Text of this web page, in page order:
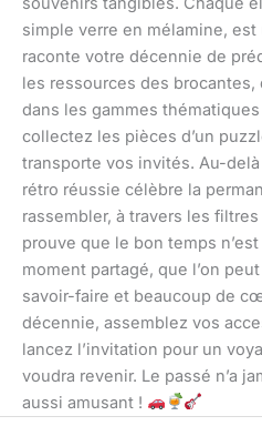
simple verre en mélamine,
raconte votre décennie de
les ressources des brocantes,
dans les gammes
collectez les pièces d’un
transporte vos invités. Au-
rétro réussie célèbre la
rassembler, à travers les
prouve que le bon temps
moment partagé, que l’on
savoir-faire et beaucoup de
décennie, assemblez vos
lancez l’invitation pour un
voudra revenir. Le passé n’a
aussi amusant !